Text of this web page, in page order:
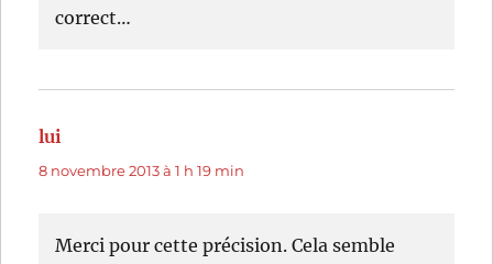
correct…
lui
8 novembre 2013 à 1 h 19 min
Merci pour cette précision. Cela semble